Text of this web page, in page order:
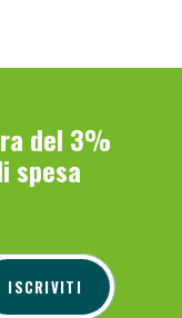
del 3%
spesa
ISCRIVITI